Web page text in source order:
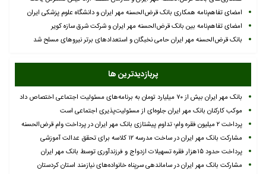
امضای تفاهم‌نامه همکاری بانک قرض‌الحسنه مهر ایران و دانشگاه علوم پزشکی ایران
امضای تفاهم‌نامه بین بانک قرض‌الحسنه مهر ایران و شرکت شرق سازه کویر
بانک قرض‌الحسنه مهر ایران حامی نخبگان و استعدادهای برتر نیروهای مسلح شد
پربازدیدترین ها
بانک مهر ایران بیش از ۷۰ میلیارد تومان به برنامه‌های مسئولیت اجتماعی اختصاص داد
موکب کارکنان بانک مهر ایران جلوه‌ای از مسئولیت‌پذیری اجتماعی است
پرداخت ۲ میلیون فقره وام؛ تداوم پیشتازی بانک مهر ایران در پرداخت وام قرض‌الحسنه
مشارکت بانک مهر ایران در ساخت مدرسه ۱۲ کلاسه برای تحقق عدالت آموزشی
پرداخت حدود ۱۵هزار فقره تسهیلات ازدواج و فرزندآوری توسط بانک مهر ایران
مشارکت بانک مهر ایران در ساماندهی سرپناه خانواده‌های نیازمند استان کردستان